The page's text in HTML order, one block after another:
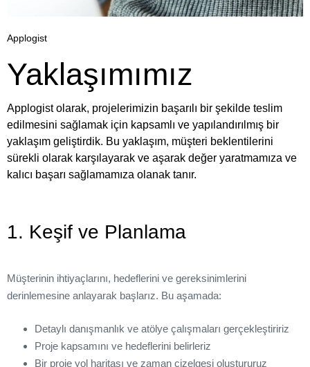
Applogist
Yaklaşımımız
Applogist olarak, projelerimizin başarılı bir şekilde teslim
edilmesini sağlamak için kapsamlı ve yapılandırılmış bir
yaklaşım geliştirdik. Bu yaklaşım, müşteri beklentilerini
sürekli olarak karşılayarak ve aşarak değer yaratmamıza ve
kalıcı başarı sağlamamıza olanak tanır.
1. Keşif ve Planlama
Müşterinin ihtiyaçlarını, hedeflerini ve gereksinimlerini
derinlemesine anlayarak başlarız. Bu aşamada:
Detaylı danışmanlık ve atölye çalışmaları gerçekleştiririz
Proje kapsamını ve hedeflerini belirleriz
Bir proje yol haritası ve zaman çizelgesi oluştururuz